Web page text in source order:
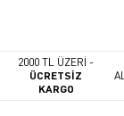
2000 TL ÜZERİ -
ÜCRETSİZ
KARGO